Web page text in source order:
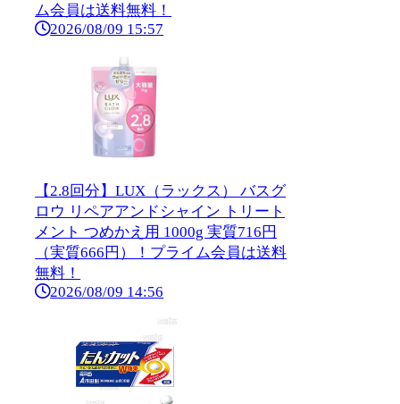
ム会員は送料無料！
2026/08/09 15:57
【2.8回分】LUX（ラックス） バスグ
ロウ リペアアンドシャイン トリート
メント つめかえ用 1000g 実質716円
（実質666円）！プライム会員は送料
無料！
2026/08/09 14:56